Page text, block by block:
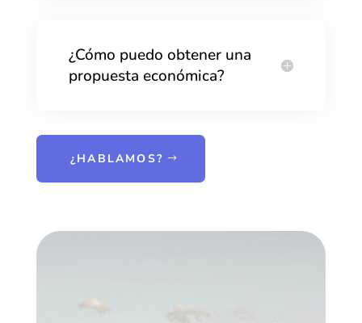
¿Cómo puedo obtener una
propuesta económica?
¿HABLAMOS?